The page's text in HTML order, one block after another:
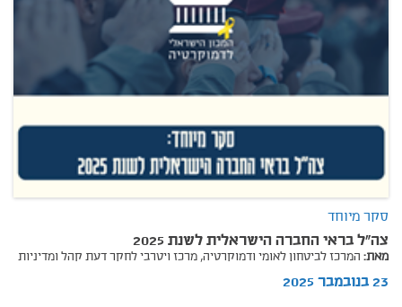
סקר מיוחד
צה"ל בראי החברה הישראלית לשנת 2025
מאת: המרכז לביטחון לאומי ודמוקרטיה,מרכז ויטרבי לחקר דעת קהל ומדיניות
23 בנובמבר 2025